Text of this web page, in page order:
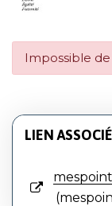
Impossible
LIEN ASSOCIÉ